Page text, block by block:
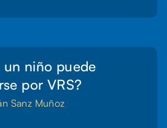
un niño puede
por VRS?
Sanz Muñoz